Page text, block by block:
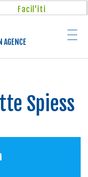
Facil'iti
AGENCE
Spiess